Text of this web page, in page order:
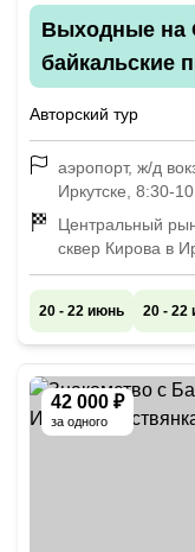
Выходные на
байкальские
Авторский тур
аэропорт, ж/д
Иркутске, 8:30-
Центральный
сквер Кирова в
20 - 22 июнь 20 - 22
42 000 ₽
за одного